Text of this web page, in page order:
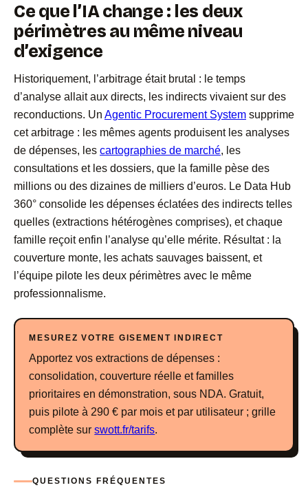
Ce que l’IA change : les deux
périmètres au même niveau
d’exigence
Historiquement, l’arbitrage était brutal : le temps
d’analyse allait aux directs, les indirects vivaient sur des
reconductions. Un Agentic Procurement System supprime
cet arbitrage : les mêmes agents produisent les analyses
de dépenses, les cartographies de marché, les
consultations et les dossiers, que la famille pèse des
millions ou des dizaines de milliers d’euros. Le Data Hub
360° consolide les dépenses éclatées des indirects telles
quelles (extractions hétérogènes comprises), et chaque
famille reçoit enfin l’analyse qu’elle mérite. Résultat : la
couverture monte, les achats sauvages baissent, et
l’équipe pilote les deux périmètres avec le même
professionnalisme.
MESUREZ VOTRE GISEMENT INDIRECT
Apportez vos extractions de dépenses :
consolidation, couverture réelle et familles
prioritaires en démonstration, sous NDA. Gratuit,
puis pilote à 290 € par mois et par utilisateur ; grille
complète surswott.fr/tarifs.
QUESTIONS FRÉQUENTES